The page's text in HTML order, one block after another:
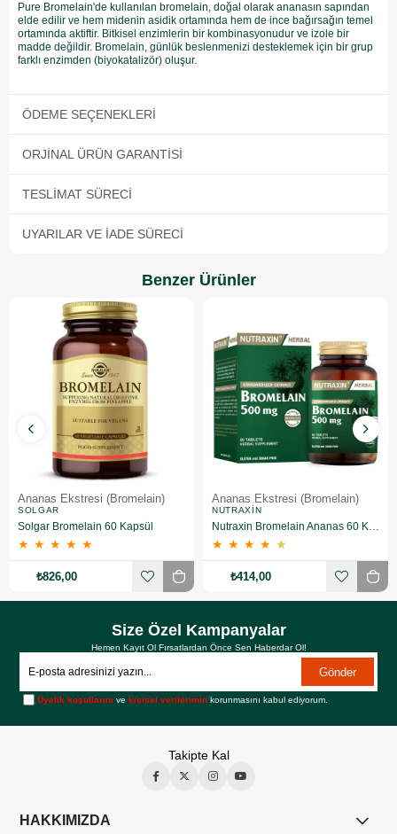
Pure Bromelain'de kullanılan bromelain, doğal olarak ananasın sapından
elde edilir ve hem midenin asidik ortamında hem de ince bağırsağın temel
ortamında aktiftir. Bitkisel enzimlerin bir kombinasyonudur ve izole bir
madde değildir. Bromelain, günlük beslenmenizi desteklemek için bir grup
farklı enzimden (biyokatalizör) oluşur.
ÖDEME SEÇENEKLERI
ORJINAL ÜRÜN GARANTISI
TESLIMAT SÜRECI
UYARILAR VE İADE SÜRECI
Benzer Ürünler
Ananas Ekstresi (Bromelain)
SOLGAR
Solgar Bromelain 60 Kapsül
★ ★ ★ ★ ★
₺826,00
Ananas Ekstresi (Bromelain)
NUTRAXIN
Nutraxin Bromelain Ananas 60 Kapsül
★ ★ ★ ★ ★
₺414,00
Size Özel Kampanyalar
Hemen Kayıt Ol Fırsatlardan Önce Sen Haberdar Ol!
Gönder
Üyelik koşullarını vekişisel verilerimin korunmasını kabul ediyorum.
Takipte Kal
HAKKIMIZDA